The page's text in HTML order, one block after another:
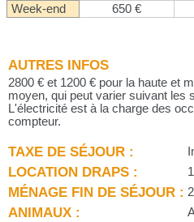
Week-end
650 €
AUTRES INFOS
2800 € et 1200 € pour la haute et
moyen, qui peut varier suivant les
L'électricité est à la charge des
compteur.
TAXE DE SÉJOUR :
LOCATION DRAPS :
MÉNAGE FIN DE SÉJOUR :
ANIMAUX :